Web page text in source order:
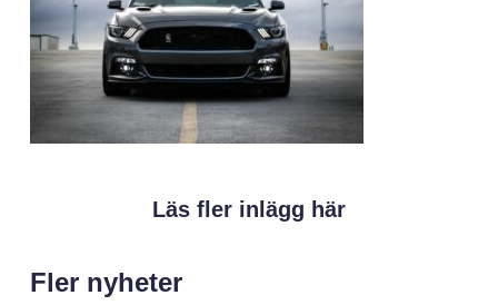
Läs fler inlägg här
Fler nyheter